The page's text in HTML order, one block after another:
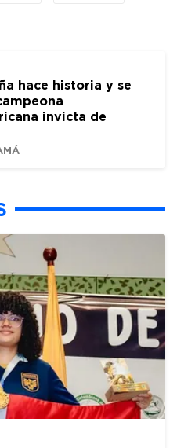
hace historia y se
invicta de